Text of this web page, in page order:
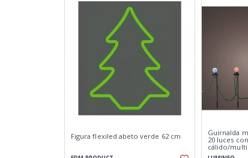
Figura flexiled abeto verde 62 cm
Guirnalda
20 luces
cálido/